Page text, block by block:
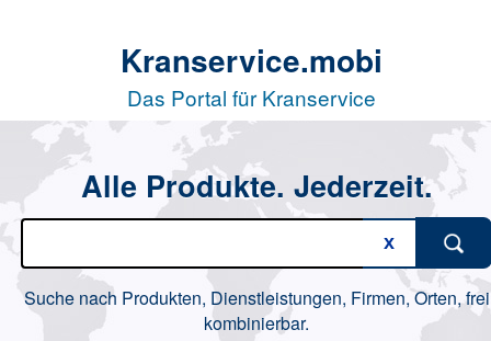
Kranservice.mobi
Das Portal für Kranservice
Alle Produkte. Jederzeit.
Suche nach Produkten, Dienstleistungen, Firmen, Orten, frei
kombinierbar.